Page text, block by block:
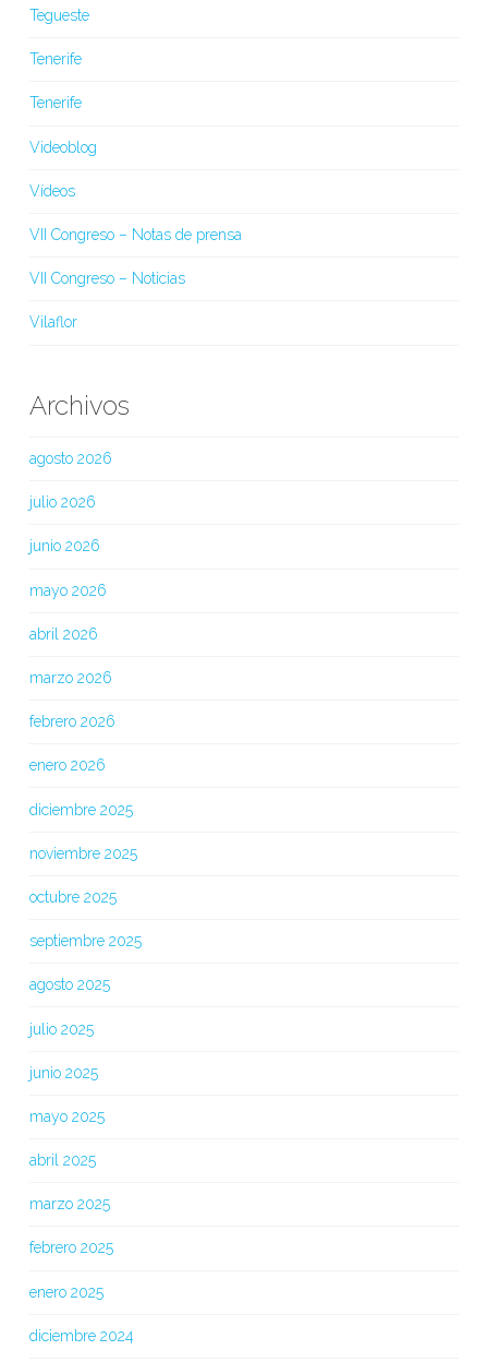
Tegueste
Tenerife
Tenerife
Videoblog
Vídeos
VII Congreso – Notas de prensa
VII Congreso – Noticias
Vilaflor
Archivos
agosto 2026
julio 2026
junio 2026
mayo 2026
abril 2026
marzo 2026
febrero 2026
enero 2026
diciembre 2025
noviembre 2025
octubre 2025
septiembre 2025
agosto 2025
julio 2025
junio 2025
mayo 2025
abril 2025
marzo 2025
febrero 2025
enero 2025
diciembre 2024